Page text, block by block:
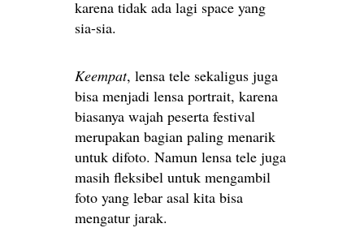
karena tidak ada lagi space yang
sia-sia.
Keempat, lensa tele sekaligus juga
bisa menjadi lensa portrait, karena
biasanya wajah peserta festival
merupakan bagian paling menarik
untuk difoto. Namun lensa tele juga
masih fleksibel untuk mengambil
foto yang lebar asal kita bisa
mengatur jarak.